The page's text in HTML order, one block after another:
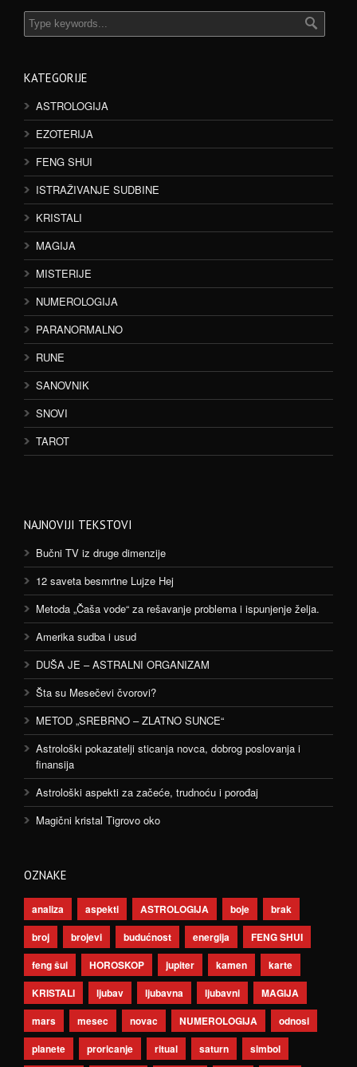
KATEGORIJE
ASTROLOGIJA
EZOTERIJA
FENG SHUI
ISTRAŽIVANJE SUDBINE
KRISTALI
MAGIJA
MISTERIJE
NUMEROLOGIJA
PARANORMALNO
RUNE
SANOVNIK
SNOVI
TAROT
NAJNOVIJI TEKSTOVI
Bučni TV iz druge dimenzije
12 saveta besmrtne Lujze Hej
Metoda „Čaša vode“ za rešavanje problema i ispunjenje želja.
Amerika sudba i usud
DUŠA JE – ASTRALNI ORGANIZAM
Šta su Mesečevi čvorovi?
METOD „SREBRNO – ZLATNO SUNCE“
Astrološki pokazatelji sticanja novca, dobrog poslovanja i
finansija
Astrološki aspekti za začeće, trudnoću i porođaj
Magični kristal Tigrovo oko
OZNAKE
analiza aspekti ASTROLOGIJA boje
brak
broj
brojevi budućnost energija
FENG SHUI
feng šui
HOROSKOP jupiter kamen
karte
KRISTALI
ljubav ljubavna ljubavni
MAGIJA
mars
mesec novac NUMEROLOGIJA
odnosi
planete
proricanje ritual saturn simbol